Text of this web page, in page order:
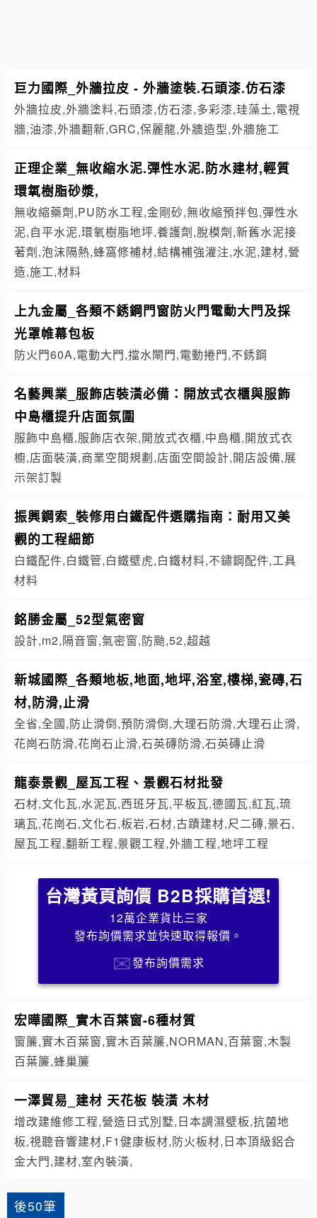
巨力國際_外牆拉皮 - 外牆塗裝.石頭漆.仿石漆
外牆拉皮,外牆塗料,石頭漆,仿石漆,多彩漆,珪藻土,電視
牆,油漆,外牆翻新,GRC,保麗龍,外牆造型,外牆施工
正理企業_無收縮水泥.彈性水泥.防水建材,輕質
環氧樹脂砂漿,
無收縮藥劑,PU防水工程,金剛砂,無收縮預拌包,彈性水
泥,自平水泥,環氧樹脂地坪,養護劑,脫模劑,新舊水泥接
著劑,泡沫隔熱,蜂窩修補材,結構補強灌注,水泥,建材,營
造,施工,材料
上九金屬_各類不銹鋼門窗防火門電動大門及採
光罩帷幕包板
防火門60A,電動大門,擋水閘門,電動捲門,不銹鋼
名藝興業_服飾店裝潢必備：開放式衣櫃與服飾
中島櫃提升店面氛圍
服飾中島櫃,服飾店衣架,開放式衣櫃,中島櫃,開放式衣
櫥,店面裝潢,商業空間規劃,店面空間設計,開店設備,展
示架訂製
振興鋼索_裝修用白鐵配件選購指南：耐用又美
觀的工程細節
白鐵配件,白鐵管,白鐵壁虎,白鐵材料,不鏽鋼配件,工具
材料
銘勝金屬_52型氣密窗
設計,m2,隔音窗,氣密窗,防颱,52,超越
新城國際_各類地板,地面,地坪,浴室,樓梯,瓷磚,石
材,防滑,止滑
全省,全國,防止滑倒,預防滑倒,大理石防滑,大理石止滑,
花崗石防滑,花崗石止滑,石英磚防滑,石英磚止滑
龍泰景觀_屋瓦工程、景觀石材批發
石材,文化瓦,水泥瓦,西班牙瓦,平板瓦,德國瓦,紅瓦,琉
璃瓦,花崗石,文化石,板岩,石材,古蹟建材,尺二磚,景石,
屋瓦工程,翻新工程,景觀工程,外牆工程,地坪工程
台灣黃頁詢價 B2B採購首選!
12萬企業貨比三家
發布詢價需求並快速取得報價。
發布詢價需求
宏曄國際_實木百葉窗-6種材質
窗簾,實木百葉窗,實木百葉簾,NORMAN,百葉窗,木製
百葉簾,蜂巢簾
一澤貿易_建材 天花板 裝潢 木材
增改建維修工程,營造日式別墅,日本調濕壁板,抗菌地
板,視聽音響建材,F1健康板材,防火板材,日本頂級鋁合
金大門,建材,室內裝潢,
後50筆